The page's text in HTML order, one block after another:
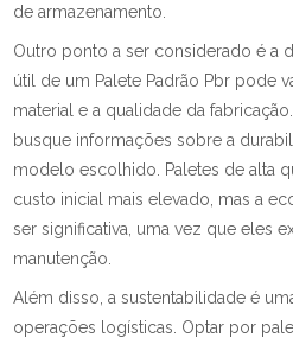
de armazenamento.
Outro ponto a ser considerado é a
útil de um Palete Padrão Pbr pode
material e a qualidade da
busque informações sobre a
modelo escolhido. Paletes de alta
custo inicial mais elevado, mas a
ser significativa, uma vez que eles
manutenção.
Além disso, a sustentabilidade é
operações logísticas. Optar por